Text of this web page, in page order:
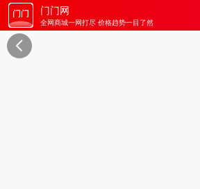
门门网
全网商城一网打尽 价格趋势一目了然